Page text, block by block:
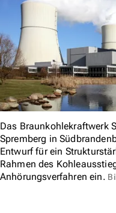
Das Braunkohlekraftwerk
Spremberg in
Entwurf für ein
Rahmen des
Anhörungsverfahren ein.